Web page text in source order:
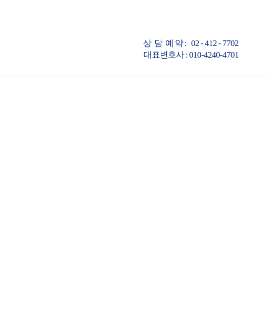
상 담 예 약 : 02 - 412 - 7702
대표변호사 : 010-4240-4701